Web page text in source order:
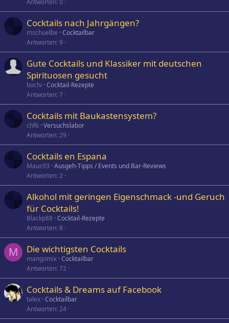
Cocktails nach Jahrgängen?
mschuelbe Cocktailbar
Antworten 9
Gute Cocktails und Klassiker mit deutschen
Spirituosen gesucht
bochi Cocktail-Rezepte
Antworten 7
Cocktails mit Baukastensystem?
chf6 Versuchslabor
Antworten 29
Cocktails en Espana
Maus93 Ausgeh-Tipps / Events und Bar-Reviews
Antworten 2
Alkohol mit geringen Eigenschmack -und Geruch
für Cocktails!
Blackp88 Cocktail-Rezepte
Antworten 8
M Die wichtigsten Cocktails
mangomix Cocktailbar
Antworten 72
Cocktails & Dreams auf Facebook
talex Cocktailbar
Antworten 24